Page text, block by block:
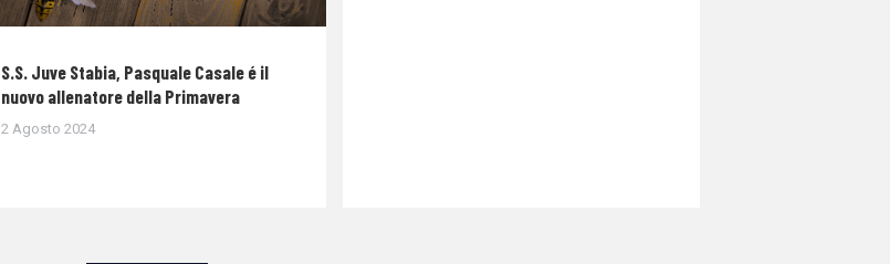
S.S. Juve Stabia, Pasquale Casale é il
nuovo allenatore della Primavera
2 Agosto 2024